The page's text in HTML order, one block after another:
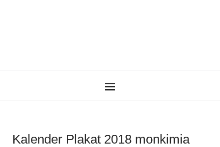
Kalender Plakat 2018 monkimia